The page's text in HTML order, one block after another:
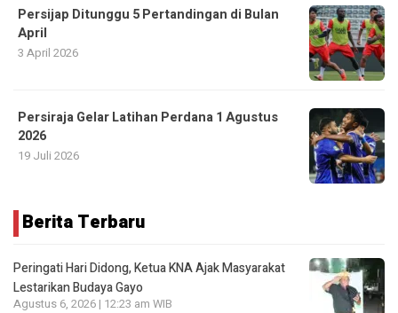
Persijap Ditunggu 5 Pertandingan di Bulan
April
3 April 2026
Persiraja Gelar Latihan Perdana 1 Agustus
2026
19 Juli 2026
Berita Terbaru
Peringati Hari Didong, Ketua KNA Ajak Masyarakat
Lestarikan Budaya Gayo
Agustus 6, 2026 | 12:23 am WIB